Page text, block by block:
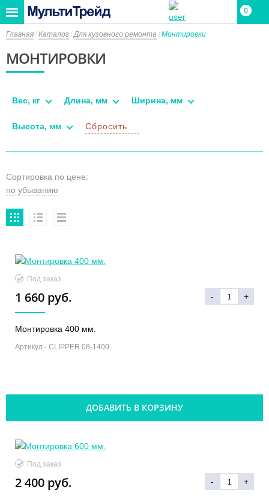
0
0
Главная Каталог Для кузовного ремонта Монтировки
МОНТИРОВКИ
Вес, кг Длина, мм Ширина, мм
Высота, мм Сбросить
Сортировка по цене:
Под заказ
1 660 руб. - +
Монтировка 400 мм.
Артикул - CLIPPER 08-1400
ДОБАВИТЬ В КОРЗИНУ
Под заказ
2 400 руб. - +